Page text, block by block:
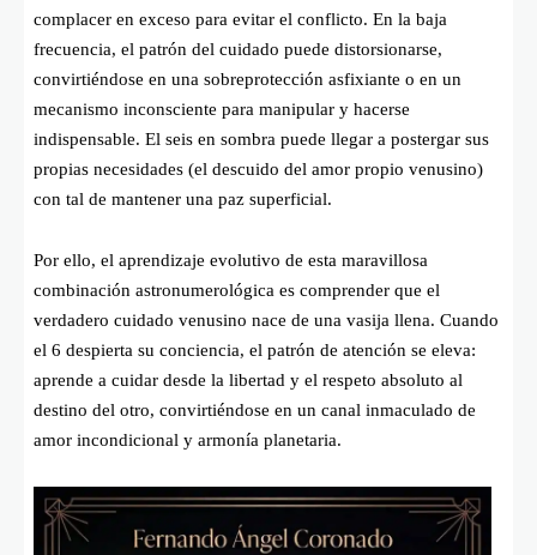
complacer en exceso para evitar el conflicto. En la baja
frecuencia, el patrón del cuidado puede distorsionarse,
convirtiéndose en una sobreprotección asfixiante o en un
mecanismo inconsciente para manipular y hacerse
indispensable. El seis en sombra puede llegar a postergar sus
propias necesidades (el descuido del amor propio venusino)
con tal de mantener una paz superficial.
Por ello, el aprendizaje evolutivo de esta maravillosa
combinación astronumerológica es comprender que el
verdadero cuidado venusino nace de una vasija llena. Cuando
el 6 despierta su conciencia, el patrón de atención se eleva:
aprende a cuidar desde la libertad y el respeto absoluto al
destino del otro, convirtiéndose en un canal inmaculado de
amor incondicional y armonía planetaria.